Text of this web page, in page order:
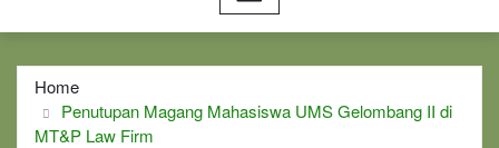
Home
Penutupan Magang Mahasiswa UMS Gelombang II di
MT&P Law Firm